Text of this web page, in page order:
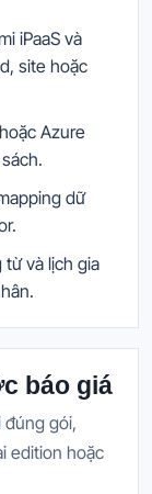
iPaaS và
site hoặc
Azure
dữ
từ và lịch gia
báo giá
đúng gói,
edition hoặc